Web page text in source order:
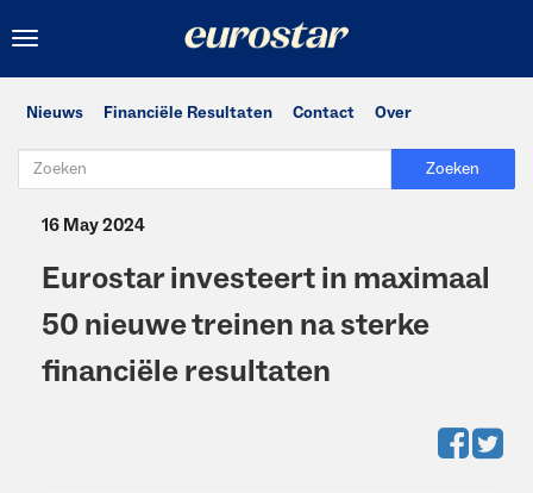
Toggle
Nieuws Financiële Resultaten Contact Over
Zoeken
16 May 2024
Eurostar investeert in maximaal
50 nieuwe treinen na sterke
financiële resultaten